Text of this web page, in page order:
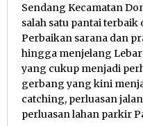
Sendang Kecamatan
salah satu pantai
Perbaikan sarana dan
hingga menjelang
yang cukup menjadi
gerbang yang kini
catching, perluasan
perluasan lahan parkir